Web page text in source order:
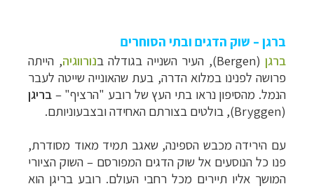
ברגן – שוק הדגים ובתי הסוחרים
ברגן (
Bergen), העיר השנייה בגודלהבנורווגיה, הייתה
פרושה לפנינו במלוא הדרה, בעת שהאונייה שייטה לעבר
הנמל. מהסיפון נראו בתי העץ של רובע "הרציף"– בריגן
(
Bryggen), בולטים בצורתם האחידה ובצבעוניותם.
עם הירידה מכבש הספינה, שאגב תמיד מאוד מסודרת,
פנו כל הנוסעים אל שוק הדגים המפורסם – השוק הציורי
המושך אליו תיירים מכל רחבי העולם. רובע בריגן הוא